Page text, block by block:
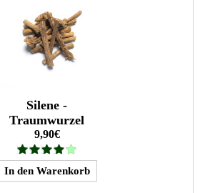
Silene -
Traumwurzel
9,90€